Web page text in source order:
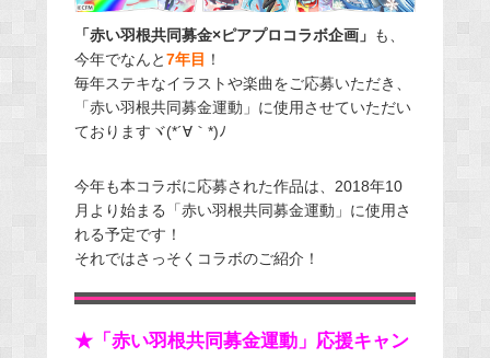
「赤い羽根共同募金×ピアプロコラボ企画」 も、
今年でなんと7年目 ！
毎年ステキなイラストや楽曲をご応募いただき、
「赤い羽根共同募金運動」に使用させていただい
ておりますヾ(*´∀｀*)ﾉ
今年も本コラボに応募された作品は、2018年10
月より始まる「赤い羽根共同募金運動」に使用さ
れる予定です！
それではさっそくコラボのご紹介！
★「赤い羽根共同募金運動」応援キャン